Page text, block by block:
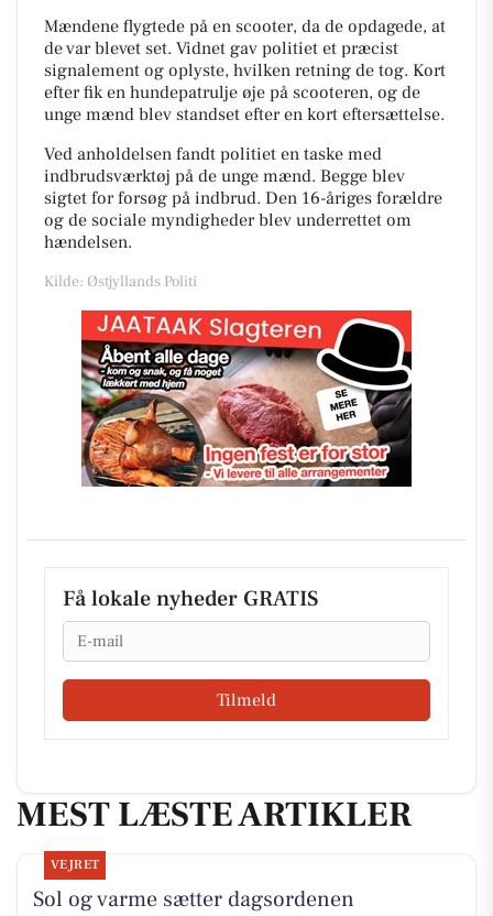
Mændene flygtede på en scooter, da de opdagede, at
de var blevet set. Vidnet gav politiet et præcist
signalement og oplyste, hvilken retning de tog. Kort
efter fik en hundepatrulje øje på scooteren, og de
unge mænd blev standset efter en kort eftersættelse.
Ved anholdelsen fandt politiet en taske med
indbrudsværktøj på de unge mænd. Begge blev
sigtet for forsøg på indbrud. Den 16-åriges forældre
og de sociale myndigheder blev underrettet om
hændelsen.
Kilde: Østjyllands Politi
Få lokale nyheder GRATIS
Email
Tilmeld
MEST LÆSTE ARTIKLER
VEJRET
Sol og varme sætter dagsordenen